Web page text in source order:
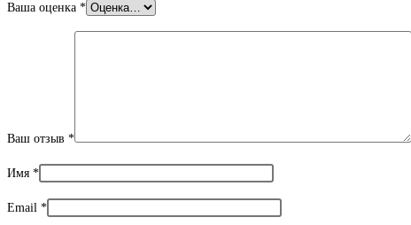
Ваша оценка *
Ваш отзыв *
Имя *
Email *